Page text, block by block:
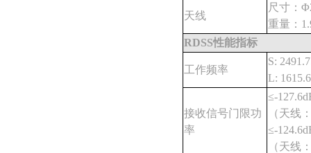
天线
尺寸：
重量：
RDSS性能指标
工作频率
S:
L:
接收信号门限功
率
≤-
（天线
≤-
（天线